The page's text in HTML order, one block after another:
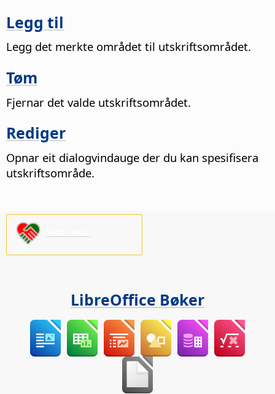
Legg til
Legg det merkte området til utskriftsområdet.
Tøm
Fjernar det valde utskriftsområdet.
Rediger
Opnar eit dialogvindauge der du kan spesifisera
utskriftsområde.
LibreOffice Bøker